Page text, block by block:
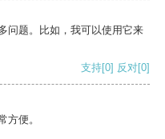
问题。比如，我可以使用它来
支持[0] 反对[0]
方便。